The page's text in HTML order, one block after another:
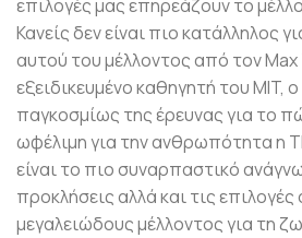
επιλογές μας επηρεάζουν το
Κανείς δεν είναι πιο κατάλληλος
αυτού του μέλλοντος από τον
εξειδικευμένο καθηγητή του MIT,
παγκοσμίως της έρευνας για το
ωφέλιμη για την ανθρωπότητα η
είναι το πιο συναρπαστικό
προκλήσεις αλλά και τις
μεγαλειώδους μέλλοντος για τη